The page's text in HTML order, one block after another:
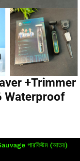
+Trimmer
Waterproof
Sauvage পারফিউম (আতর)